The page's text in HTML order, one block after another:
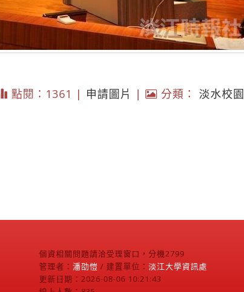
點閱：1361 | 申請圖片 | 分類： 淡水校園
個資相關問題請洽受理窗口，分機2799
管理者： 潘劭愷 / 建置單位： 淡江大學資訊處
更新日期：2026-08-06 10:21:43